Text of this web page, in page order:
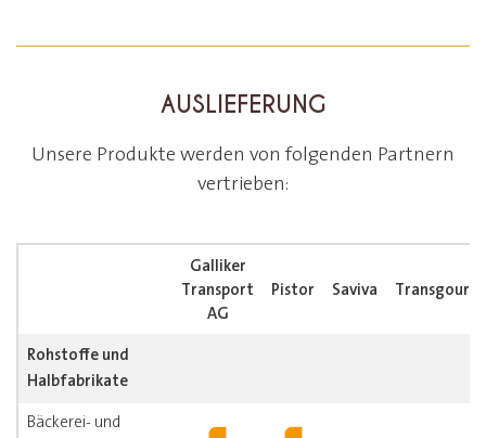
AUSLIEFERUNG
Unsere Produkte werden von folgenden Partnern
vertrieben:
Galliker
Transport
AG
Pistor Saviva
Rohstoffe und
Halbfabrikate
Bäckerei- und